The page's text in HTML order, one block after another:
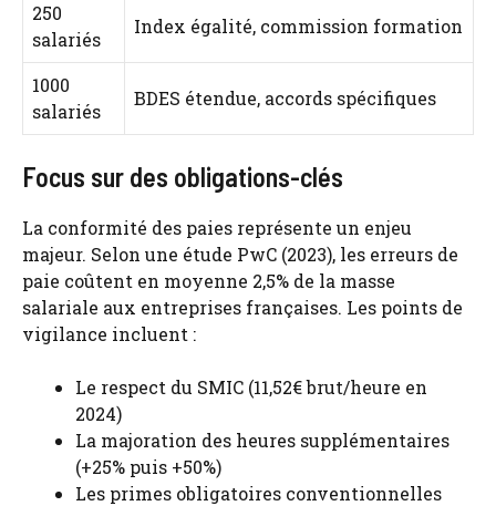
250
salariés
Index égalité, commission formation
1000
salariés
BDES étendue, accords spécifiques
Focus sur des obligations-clés
La conformité des paies représente un enjeu
majeur. Selon une étude PwC (2023), les erreurs de
paie coûtent en moyenne 2,5% de la masse
salariale aux entreprises françaises. Les points de
vigilance incluent :
Le respect du SMIC (11,52€ brut/heure en
2024)
La majoration des heures supplémentaires
(+25% puis +50%)
Les primes obligatoires conventionnelles